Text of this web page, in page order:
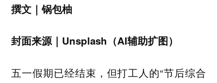
撰文｜锅包柚
封面来源｜Unsplash（AI辅助扩图）
五一假期已经结束，但打工人的“节后综合